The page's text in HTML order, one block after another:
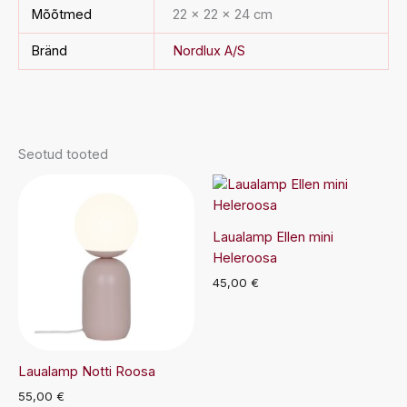
Mõõtmed 22 × 22 × 24 cm
Bränd Nordlux A/S
Seotud tooted
Laualamp Notti Roosa
55,00 €
Laualamp Ellen mini
Heleroosa
45,00 €